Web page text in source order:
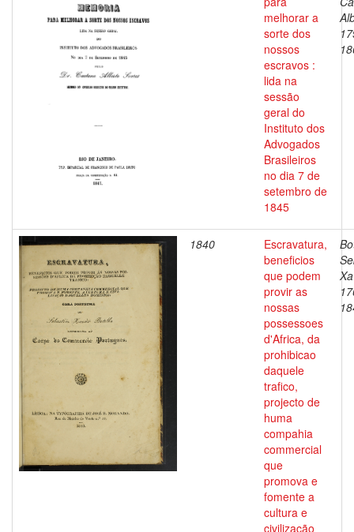
melhorar a
sorte dos
nossos
escravos :
lida na
sessão
geral do
Instituto dos
Advogados
Brasileiros
no dia 7 de
setembro de
1845
1840
Escravatura,
beneficios
que podem
provir as
nossas
possessoes
d'Africa, da
prohibicao
daquele
trafico,
projecto de
huma
compahia
commercial
que
promova e
fomente a
cultura e
civilização